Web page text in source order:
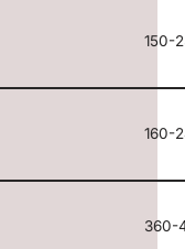
150-
160-
360-